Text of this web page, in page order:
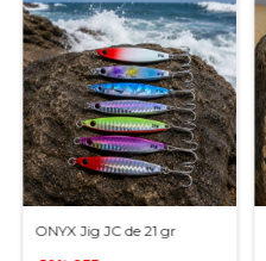
ONYX Jig JC de 21 gr